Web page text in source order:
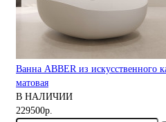
Ванна ABBER из искусственного
матовая
В НАЛИЧИИ
229500р.